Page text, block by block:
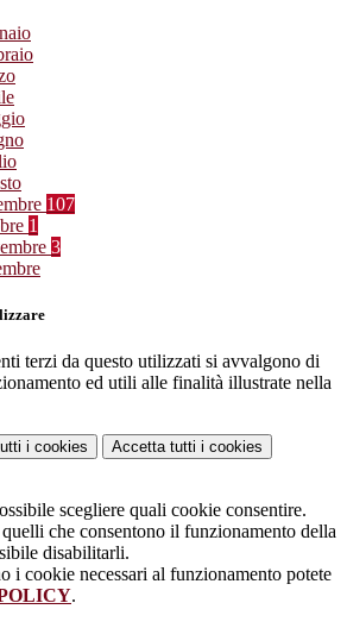
107
1
3
terzi da questo utilizzati si avvalgono di
ed utili alle finalità illustrate nella
i cookies Accetta tutti i cookies
scegliere quali cookie consentire.
che consentono il funzionamento della
disabilitarli.
i cookie necessari al funzionamento potete
.